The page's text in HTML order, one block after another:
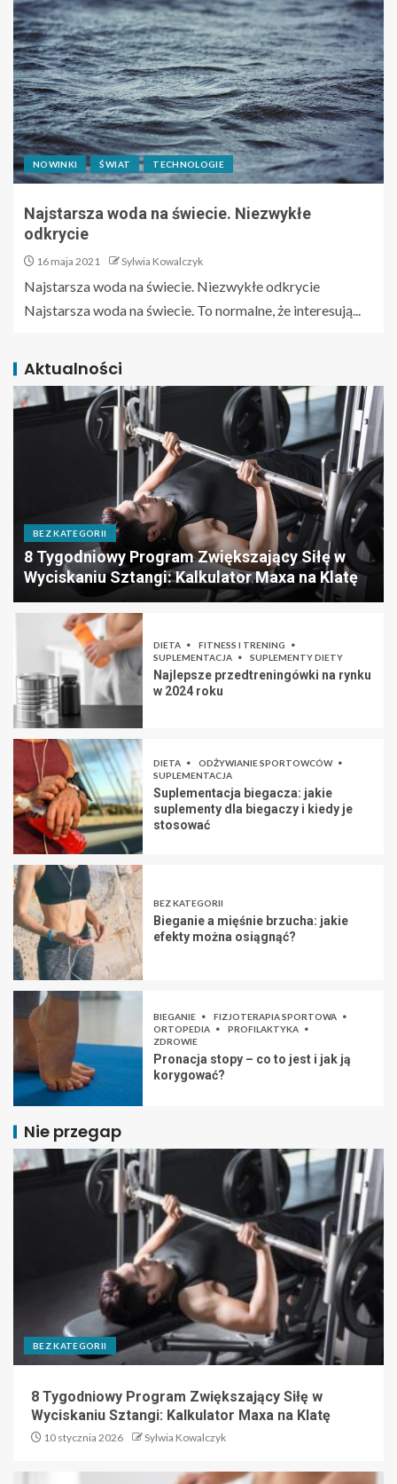
NOWINKI ŚWIAT TECHNOLOGIE
Najstarsza woda na świecie. Niezwykłe
odkrycie
16 maja 2021 Sylwia Kowalczyk
Najstarsza woda na świecie. Niezwykłe odkrycie
Najstarsza woda na świecie. To normalne, że interesują...
Aktualności
BEZ KATEGORII
8 Tygodniowy Program Zwiększający Siłę w
Wyciskaniu Sztangi: Kalkulator Maxa na Klatę
DIETA
FITNESS I TRENING
SUPLEMENTACJA
SUPLEMENTY DIETY
Najlepsze przedtreningówki na rynku
w 2024 roku
DIETA
ODŻYWIANIE SPORTOWCÓW
SUPLEMENTACJA
Suplementacja biegacza: jakie
suplementy dla biegaczy i kiedy je
stosować
BEZ KATEGORII
Bieganie a mięśnie brzucha: jakie
efekty można osiągnąć?
BIEGANIE
FIZJOTERAPIA SPORTOWA
ORTOPEDIA
PROFILAKTYKA
ZDROWIE
Pronacja stopy – co to jest i jak ją
korygować?
Nie przegap
BEZ KATEGORII
8 Tygodniowy Program Zwiększający Siłę w
Wyciskaniu Sztangi: Kalkulator Maxa na Klatę
10 stycznia 2026 Sylwia Kowalczyk